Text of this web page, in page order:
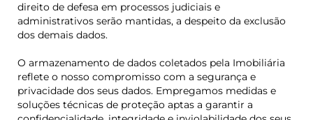
direito de defesa em processos judiciais e
administrativos serão mantidas, a despeito da exclusão
dos demais dados.
O armazenamento de dados coletados pela Imobiliária
reflete o nosso compromisso com a segurança e
privacidade dos seus dados. Empregamos medidas e
soluções técnicas de proteção aptas a garantir a